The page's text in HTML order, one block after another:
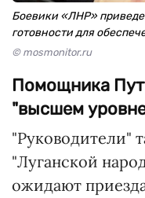
Боевики «ЛНР»
готовности для
© mosmonitor.ru
Помощника
"высшем
"Руководители"
"Луганской
ожидают